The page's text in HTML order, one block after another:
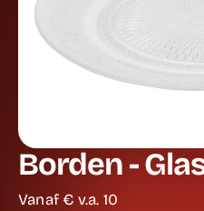
Borden -
Vanaf € v.a. 10